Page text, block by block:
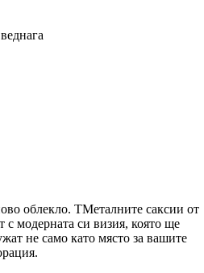
облекло. TМеталните саксии от
с модерната си визия, която ще
не само като място за вашите